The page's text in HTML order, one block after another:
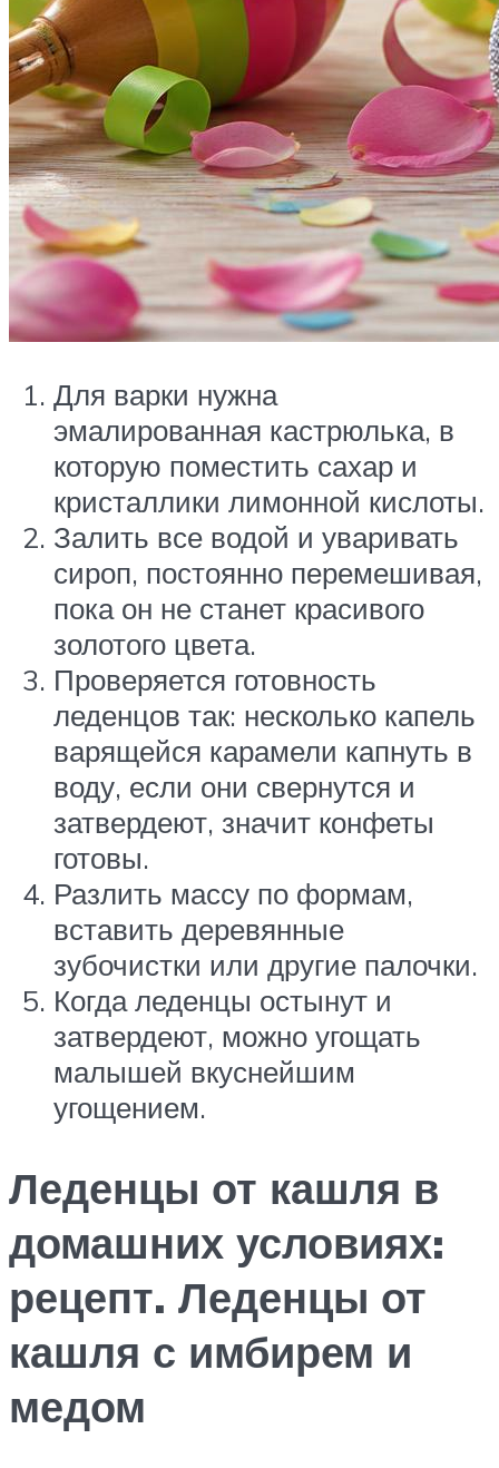
Для варки нужна
эмалированная кастрюлька, в
которую поместить сахар и
кристаллики лимонной кислоты.
Залить все водой и уваривать
сироп, постоянно перемешивая,
пока он не станет красивого
золотого цвета.
Проверяется готовность
леденцов так: несколько капель
варящейся карамели капнуть в
воду, если они свернутся и
затвердеют, значит конфеты
готовы.
Разлить массу по формам,
вставить деревянные
зубочистки или другие палочки.
Когда леденцы остынут и
затвердеют, можно угощать
малышей вкуснейшим
угощением.
Леденцы от кашля в
домашних условиях:
рецепт. Леденцы от
кашля с имбирем и
медом